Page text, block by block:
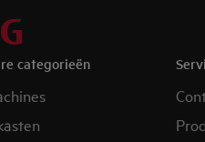
categorieën